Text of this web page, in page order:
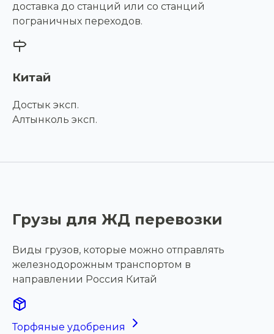
доставка до станций или со станций
пограничных переходов.
Китай
Достык эксп.
Алтынколь эксп.
Грузы для ЖД перевозки
Виды грузов, которые можно отправлять
железнодорожным транспортом в
направлении Россия Китай
Торфяные удобрения